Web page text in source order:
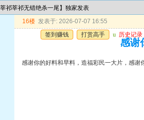
祁莘祁无错绝杀一尾】独家发表
16楼 发表于: 2026-07-07 16:55
签到赚钱
打赏高手 u 历史记录
感谢
感谢你的好料和早料，造福彩民一大片，感谢